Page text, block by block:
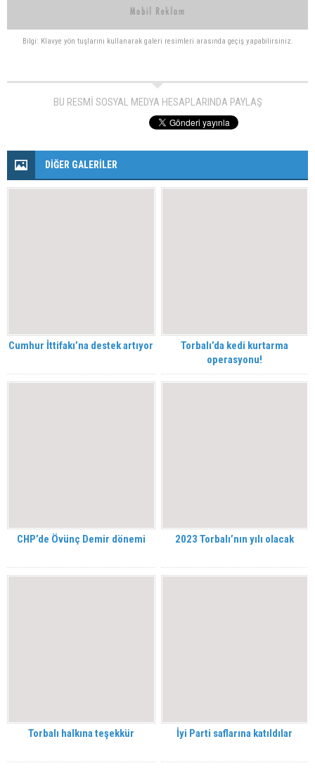
Bilgi: Klavye yön tuşlarını kullanarak galeri resimleri arasında geçiş yapabilirsiniz.
BU RESMİ SOSYAL MEDYA HESAPLARINDA PAYLAŞ
DİĞER GALERİLER
Cumhur İttifakı’na destek artıyor
Torbalı’da kedi kurtarma
operasyonu!
CHP’de Övünç Demir dönemi 2023 Torbalı’nın yılı olacak
Torbalı halkına teşekkür İyi Parti saflarına katıldılar